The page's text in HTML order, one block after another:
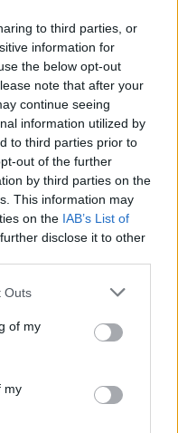
to third parties, or
information for
the below opt-out
note that after your
continue seeing
information utilized by
to third parties prior to
out of the further
by third parties on the
This information may
on the IAB’s List of
disclose it to other
Outs
of my
my
při vedrech remízky
zvířata na jihu
se při tropických
ochlazují v
i kamenných stájích.
jihočeští farmáři
v noci a v největších
budov. Kvůli suchu
dobytek přikrmovat
vody a rostou náklady na
zvířat, zjistila ČTK.
lvice v zoologické zahradě v
Japonsko se toto léto
s vlnami extrémních